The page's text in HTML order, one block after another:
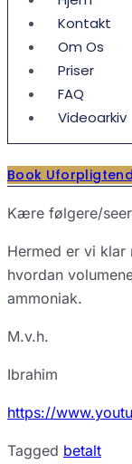
Kontakt
Om Os
Priser
FAQ
Videoarkiv
Book
Kære følgere/
Hermed er vi klar
hvordan
ammoniak.
M.v.h.
Ibrahim
https://
Tagged betalt